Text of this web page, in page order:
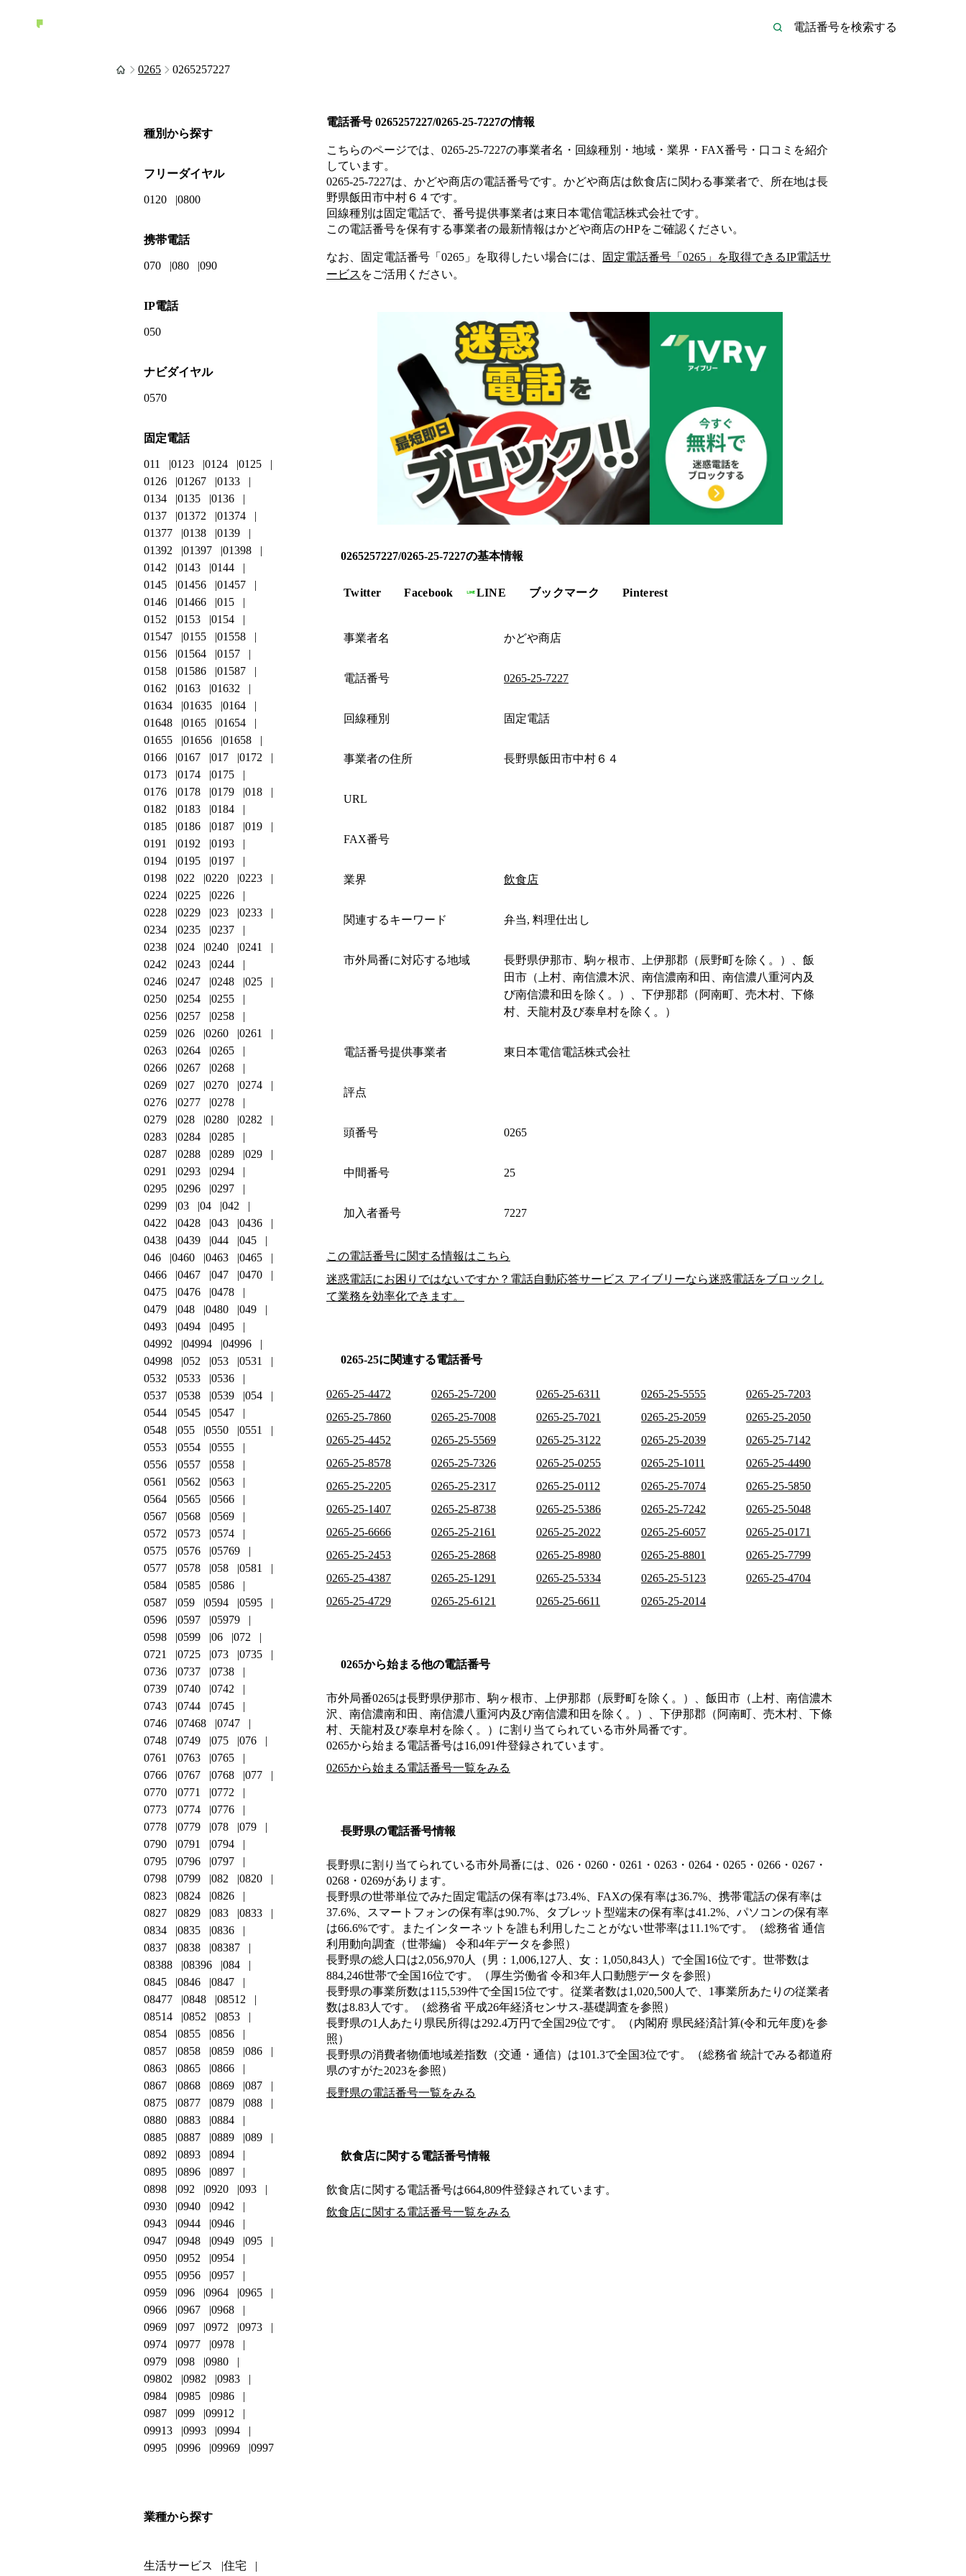
0265 0265257227
電話番号 0265257227/0265-25-7227の情報
こちらのページでは、 0265-25-7227の事業者名・回線種別・地域・業界・FAX番号・口コミを紹介
しています。
0265-25-7227は、 かどや商店の電話番号です。 かどや商店は飲食店に関わる事業者で、所在地は長
野県飯田市中村６４ です。
回線種別は固定電話で、番号提供事業者は東日本電信電話株式会社です。
この電話番号を保有する事業者の最新情報はかどや商店のHPをご確認ください。
なお、固定電話番号「 0265 」を取得したい場合には、 固定電話番号「 0265 」を取得できるIP電話サ
ービス をご活用ください。
0265257227/0265-25-7227の基本情報
Twitter Facebook LINE ブックマーク Pinterest
事業者名 かどや商店
電話番号 0265-25-7227
回線種別 固定電話
事業者の住所 長野県飯田市中村６４
URL
FAX番号
業界 飲食店
関連するキーワード 弁当, 料理仕出し
市外局番に対応する地域
長野県伊那市、駒ヶ根市、上伊那郡（辰野町を除く。）、飯
田市（上村、南信濃木沢、南信濃南和田、南信濃八重河内及
び南信濃和田を除く。）、下伊那郡（阿南町、売木村、下條
村、天龍村及び泰阜村を除く。）
電話番号提供事業者 東日本電信電話株式会社
評点
頭番号 0265
中間番号 25
加入者番号 7227
この電話番号に関する情報はこちら
迷惑電話にお困りではないですか？電話自動応答サービス アイブリーなら迷惑電話をブロックし
て業務を効率化できます。
0265-25に関連する電話番号
0265-25-4472 0265-25-7200 0265-25-6311 0265-25-5555
0265-25-7203
0265-25-7860
0265-25-7008 0265-25-7021 0265-25-2059
0265-25-2050
0265-25-4452
0265-25-5569 0265-25-3122 0265-25-2039
0265-25-7142
0265-25-8578
0265-25-7326 0265-25-0255 0265-25-1011
0265-25-4490
0265-25-2205
0265-25-2317 0265-25-0112 0265-25-7074
0265-25-5850
0265-25-1407
0265-25-8738 0265-25-5386 0265-25-7242
0265-25-5048
0265-25-6666
0265-25-2161 0265-25-2022 0265-25-6057
0265-25-0171
0265-25-2453
0265-25-2868 0265-25-8980 0265-25-8801
0265-25-7799
0265-25-4387
0265-25-1291 0265-25-5334 0265-25-5123
0265-25-4704
0265-25-4729
0265-25-6121 0265-25-6611 0265-25-2014
0265から始まる他の電話番号
市外局番0265は長野県伊那市、駒ヶ根市、上伊那郡（辰野町を除く。）、飯田市（上村、南信濃木
沢、南信濃南和田、南信濃八重河内及び南信濃和田を除く。）、下伊那郡（阿南町、売木村、下條
村、天龍村及び泰阜村を除く。） に割り当てられている市外局番です。
0265から始まる電話番号は16,091件登録されています。
0265から始まる電話番号一覧をみる
長野県の電話番号情報
長野県に割り当てられている市外局番には、026・0260・0261・0263・0264・0265・0266・0267・
0268・0269があります。
長野県の世帯単位でみた固定電話の保有率は73.4%、FAXの保有率は36.7%、携帯電話の保有率は
37.6%、スマートフォンの保有率は90.7%、タブレット型端末の保有率は41.2%、パソコンの保有率
は66.6%です。またインターネットを誰も利用したことがない世帯率は11.1%です。（総務省 通信
利用動向調査（世帯編） 令和4年データを参照）
長野県の総人口は2,056,970人（男：1,006,127人、女：1,050,843人）で全国16位です。世帯数は
884,246世帯で全国16位です。（厚生労働省 令和3年人口動態データを参照）
長野県の事業所数は115,539件で全国15位です。従業者数は1,020,500人で、1事業所あたりの従業者
数は8.83人です。（総務省 平成26年経済センサス‐基礎調査を参照）
長野県の1人あたり県民所得は292.4万円で全国29位です。（内閣府 県民経済計算(令和元年度)を参
照）
長野県の消費者物価地域差指数（交通・通信）は101.3で全国3位です。（総務省 統計でみる都道府
県のすがた2023を参照）
長野県の電話番号一覧をみる
飲食店に関する電話番号情報
飲食店に関する電話番号は664,809件登録されています。
飲食店に関する電話番号一覧をみる
種別から探す
フリーダイヤル
0120 0800
携帯電話
070 080 090
IP電話
050
ナビダイヤル
0570
固定電話
011 0123 0124
0125
0126
01267
0133
0134
0135
0136
0137
01372
01374
01377
0138
0139
01392
01397
01398
0142
0143
0144
0145
01456
01457
0146
01466
015
0152
0153
0154
01547
0155
01558
0156
01564
0157
0158
01586
01587
0162
0163
01632
01634
01635
0164
01648
0165
01654
01655
01656
01658
0166
0167 017
0172
0173
0174
0175
0176
0178 0179
018
0182
0183
0184
0185
0186 0187
019
0191
0192
0193
0194
0195
0197
0198
022 0220
0223
0224
0225
0226
0228
0229 023
0233
0234
0235
0237
0238
024 0240
0241
0242
0243
0244
0246
0247 0248
025
0250
0254
0255
0256
0257
0258
0259
026 0260
0261
0263
0264
0265
0266
0267
0268
0269
027 0270
0274
0276
0277
0278
0279
028 0280
0282
0283
0284
0285
0287
0288 0289
029
0291
0293
0294
0295
0296
0297
0299
03 04
042
0422
0428 043
0436
0438
0439 044
045
046
0460 0463
0465
0466
0467 047
0470
0475
0476
0478
0479
048 0480
049
0493
0494
0495
04992
04994
04996
04998
052 053
0531
0532
0533
0536
0537
0538 0539
054
0544
0545
0547
0548
055 0550
0551
0553
0554
0555
0556
0557
0558
0561
0562
0563
0564
0565
0566
0567
0568
0569
0572
0573
0574
0575
0576
05769
0577
0578 058
0581
0584
0585
0586
0587
059 0594
0595
0596
0597
05979
0598
0599 06
072
0721
0725 073
0735
0736
0737
0738
0739
0740
0742
0743
0744
0745
0746
07468
0747
0748
0749 075
076
0761
0763
0765
0766
0767 0768
077
0770
0771
0772
0773
0774
0776
0778
0779 078
079
0790
0791
0794
0795
0796
0797
0798
0799 082
0820
0823
0824
0826
0827
0829 083
0833
0834
0835
0836
0837
0838
08387
08388
08396
084
0845
0846
0847
08477
0848
08512
08514
0852
0853
0854
0855
0856
0857
0858 0859
086
0863
0865
0866
0867
0868 0869
087
0875
0877 0879
088
0880
0883
0884
0885
0887 0889
089
0892
0893
0894
0895
0896
0897
0898
092 0920
093
0930
0940
0942
0943
0944
0946
0947
0948 0949
095
0950
0952
0954
0955
0956
0957
0959
096 0964
0965
0966
0967
0968
0969
097 0972
0973
0974
0977
0978
0979
098
0980
09802
0982
0983
0984
0985
0986
0987
099
09912
09913
0993
0994
0995
0996 09969 0997
業種から探す
生活サービス 住宅